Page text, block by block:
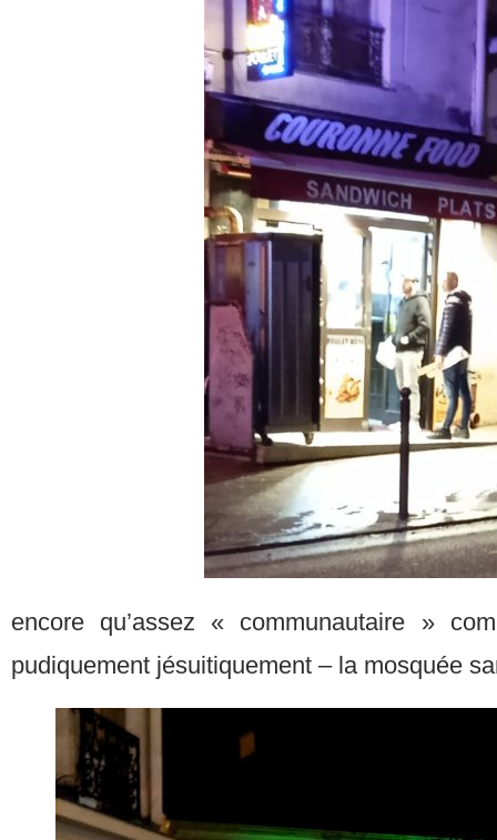
encore qu’assez « communautaire »
pudiquement jésuitiquement – la mosquée